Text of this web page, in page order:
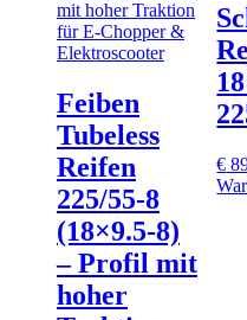
Feiben
Tubeless
Reifen
225/55‑8
(18×9.5‑8)
– Profil mit
hoher
€